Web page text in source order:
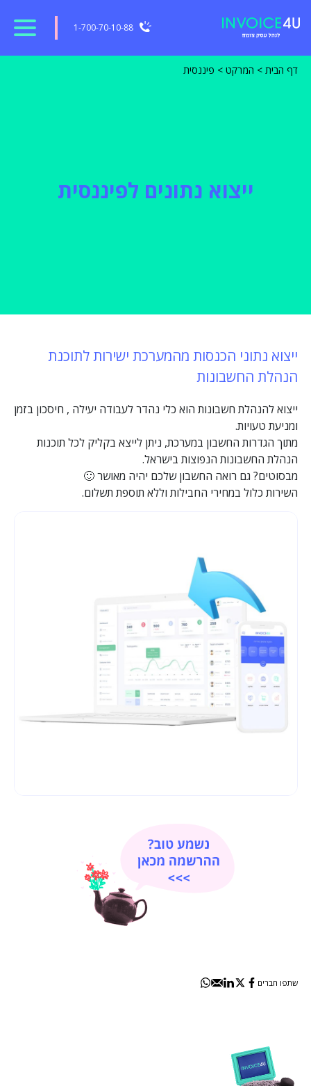
1-700-70-10-88
דף הבית > המרקט > פיננסית
ייצוא נתונים לפיננסית
ייצוא נתוני הכנסות מהמערכת ישירות לתוכנת
הנהלת החשבונות
ייצוא להנהלת חשבונות הוא כלי נהדר לעבודה יעילה , חיסכון בזמן
ומניעת טעויות.
מתוך הגדרות החשבון במערכת, ניתן לייצא בקליק לכל תוכנות
הנהלת החשבונות הנפוצות בישראל.
מבסוטים? גם רואה החשבון שלכם יהיה מאושר 🙂
השירות כלול במחירי החבילות וללא תוספת תשלום.
שתפו חברים